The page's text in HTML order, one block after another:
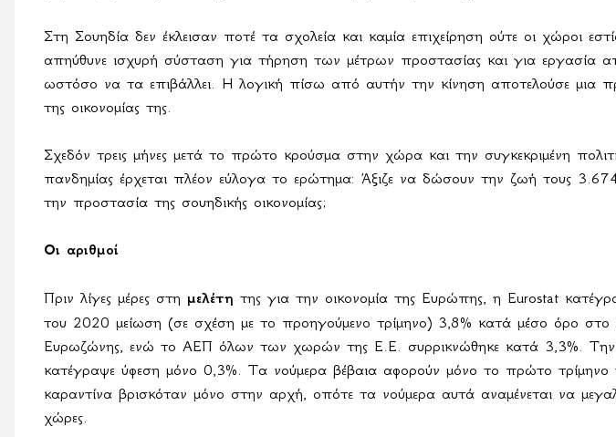
Στη Σουηδία δεν έκλεισαν ποτέ τα σχολεία και καμία επιχείρηση ούτε οι χώροι
απηύθυνε ισχυρή σύσταση για τήρηση των μέτρων προστασίας και για εργασία
ωστόσο να τα επιβάλλει. Η λογική πίσω από αυτήν την κίνηση αποτελούσε μια
της οικονομίας της.
Σχεδόν τρεις μήνες μετά το πρώτο κρούσμα στην χώρα και την συγκεκριμένη
πανδημίας έρχεται πλέον εύλογα το ερώτημα: Άξιζε να δώσουν την ζωή τους
την προστασία της σουηδικής οικονομίας;
Οι αριθμοί
Πριν λίγες μέρες στη μελέτη της για την οικονομία της Ευρώπης, η Eurostat
του 2020 μείωση (σε σχέση με το προηγούμενο τρίμηνο) 3,8% κατά μέσο όρο
Ευρωζώνης, ενώ το ΑΕΠ όλων των χωρών της Ε.Ε. συρρικνώθηκε κατά 3,3%. Την
κατέγραψε ύφεση μόνο 0,3%. Τα νούμερα βέβαια αφορούν μόνο το πρώτο
καραντίνα βρισκόταν μόνο στην αρχή, οπότε τα νούμερα αυτά αναμένεται να
χώρες.